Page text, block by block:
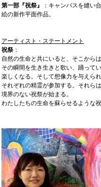
第一部『祝祭』
：キャンバスを縫い
絵の新作平面作品。
アーティスト・ステートメント
祝祭 ：
自然の生命と共にいると、そこから
その瞬間を生き生きと歌い、踊って
楽しくなる。そして想像力を与えら
それぞれの精霊が参加する。それら
境界のない祝祭が始まる。
わたしたちの生命を蘇らせるような